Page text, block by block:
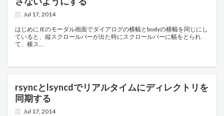
Jul 17, 2014
はじめに IEのモーダル画面でダイアログの横幅とbodyの横幅を同じにし
ていると、縦スクロールバーが出た時にスクロールバーに幅をとられ
て、横ス
rsyncとlsyncdでリアルタイムにディレクトリを
同期する
Jul 17, 2014